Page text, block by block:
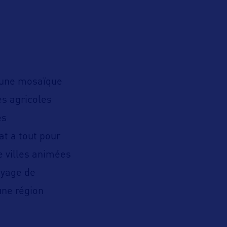
mosaïque
agricoles
a tout pour
villes animées
de
région